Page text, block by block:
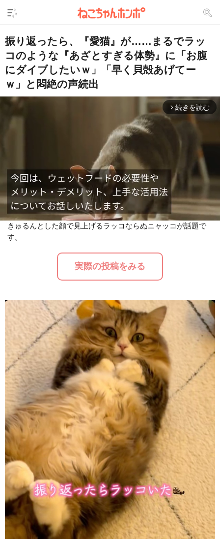
振り返ったら、『愛猫』が……まるでラッ
コのような『あざとすぎる体勢』に「お腹
にダイブしたいｗ」「早く貝殻あげてー
ｗ」と悶絶の声続出
arrow_forward_ios 続きを読む
きゅるんとした顔で見上げるラッコならぬニャッコが話題で
す。
実際の投稿をみる